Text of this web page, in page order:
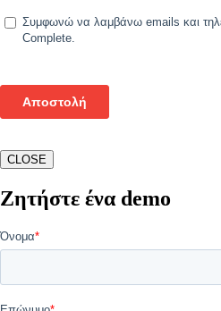
CLOSE
Ζητήστε ένα demo